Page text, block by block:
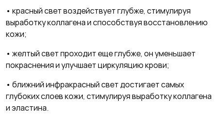
• красный свет воздействует глубже, стимулируя
выработку коллагена и способствуя восстановлению
кожи;
• желтый свет проходит еще глубже, он уменьшает
покраснения и улучшает циркуляцию крови;
• ближний инфракрасный свет достигает самых
глубоких слоев кожи, стимулируя выработку коллагена
и эластина.